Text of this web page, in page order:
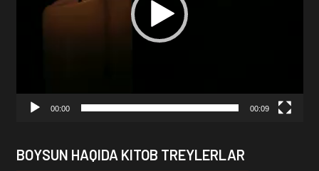
00:00 00:09
BOYSUN HAQIDA KITOB TREYLERLAR